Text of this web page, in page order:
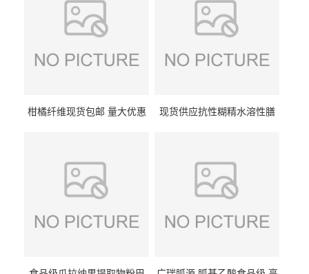
柑橘纤维现货包邮 量大优惠
现货供应抗性糊精水溶性膳